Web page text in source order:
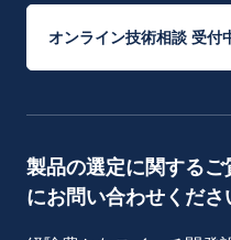
オンライン技術相談 受付
製品の選定に関する
にお問い合わせくださ